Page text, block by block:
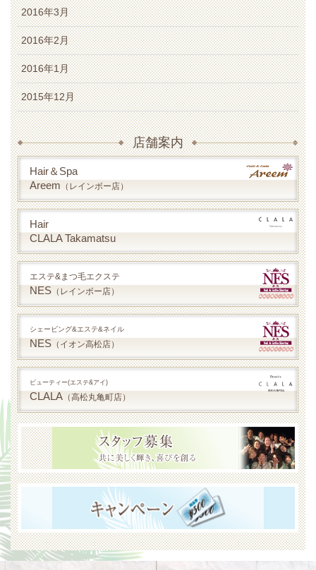
2016年3月
2016年2月
2016年1月
2015年12月
店舗案内
Hair＆Spa
Areem （レインボー店）
Hair
CLALA Takamatsu
エステ&まつ毛エクステ
NES （レインボー店）
シェービング&エステ&ネイル
NES （イオン高松店）
ビューティー(エステ&アイ)
CLALA （高松丸亀町店）